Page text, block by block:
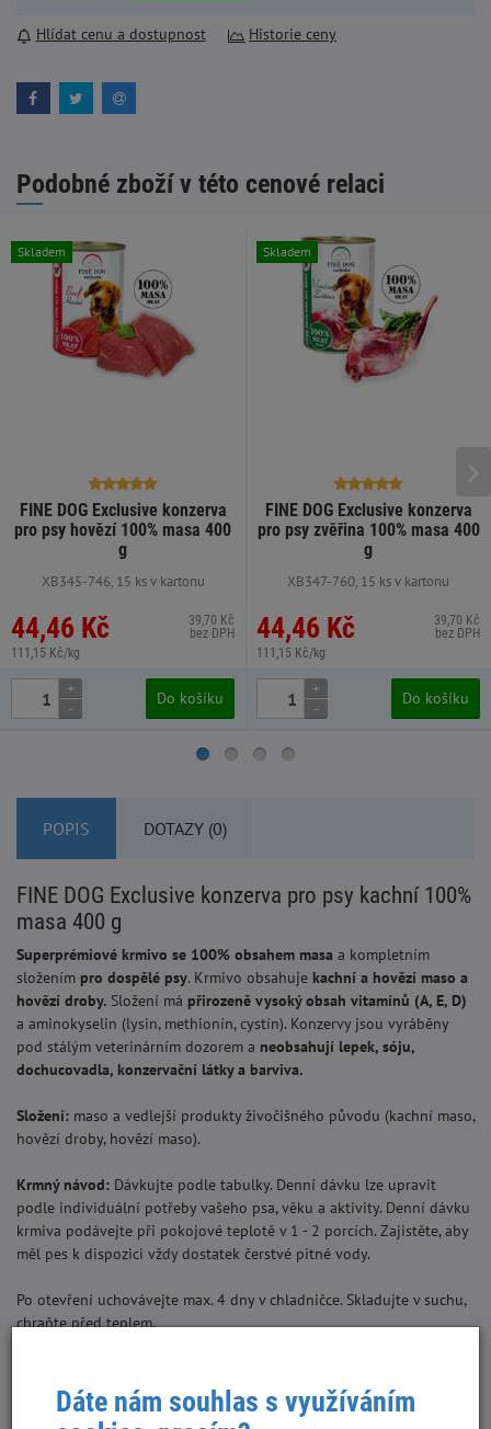
Hlídat cenu a dostupnost Historie ceny
Podobné zboží v této cenové relaci
FINE DOG Exclusive konzerva
pro psy hovězí 100% masa 400
g
XB345-746, 15 ks v kartonu
44,46 Kč
111,15 Kč/kg
39,70 Kč
bez DPH
Skladem
+
-
Do košíku
FINE DOG Exclusive konzerva
pro psy zvěřina 100% masa 400
g
XB347-760, 15 ks v kartonu
44,46 Kč
111,15 Kč/kg
39,70 Kč
bez DPH
Skladem
+
-
Do košíku
POPIS DOTAZY (0)
FINE DOG Exclusive konzerva pro psy kachní 100%
masa 400 g
Superprémiové krmivo se 100% obsahem masa a kompletním
složením pro dospělé psy. Krmivo obsahuje kachní a hovězí maso a
hovězí droby. Složení má přirozeně vysoký obsah vitamínů (A, E, D)
a aminokyselin (lysin, methionín, cystín). Konzervy jsou vyráběny
pod stálým veterinárním dozorem a neobsahují lepek, sóju,
dochucovadla, konzervační látky a barviva.
Složení: maso a vedlejší produkty živočišného původu (kachní maso,
hovězí droby, hovězí maso).
Krmný návod: Dávkujte podle tabulky. Denní dávku lze upravit
podle individuální potřeby vašeho psa, věku a aktivity. Denní dávku
krmiva podávejte při pokojové teplotě v 1 - 2 porcích. Zajistěte, aby
měl pes k dispozici vždy dostatek čerstvé pitné vody.
Po otevření uchovávejte max. 4 dny v chladničce. Skladujte v suchu,
chraňte před teplem.
Analyticky
Dáte nám souhlas s využíváním